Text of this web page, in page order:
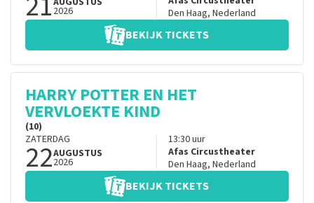
2026
Den Haag, Nederland
BEKIJK TICKETS
HARRY POTTER EN HET
VERVLOEKTE KIND
(10)
ZATERDAG
22AUGUSTUS
2026
13:30uur
Afas Circustheater
Den Haag, Nederland
BEKIJK TICKETS